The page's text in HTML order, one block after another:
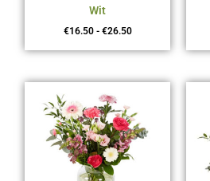
Wit
€16.50 - €26.50
tot
€27.50